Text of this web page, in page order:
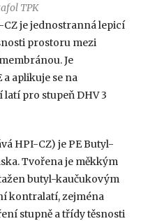
TPK
je jednostranná lepicí
prostoru mezi
Je
aplikuje se na
pro stupeň DHV 3
HPI-CZ) je PE Butyl-
Tvořena je měkkým
butyl-kaučukovým
kontralatí, zejména
stupně a třídy těsnosti